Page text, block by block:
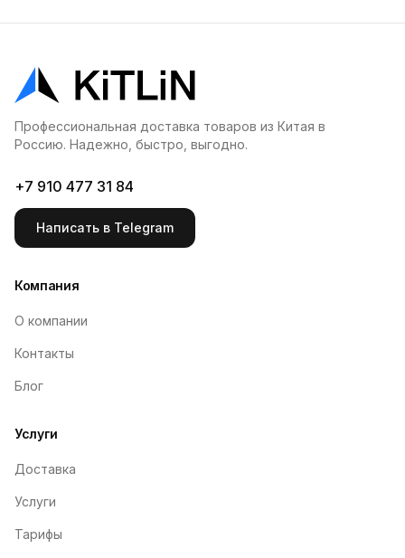
Профессиональная доставка товаров из Китая в
Россию. Надежно, быстро, выгодно.
+7 910 477 31 84
Написать в Telegram
Компания
О компании
Контакты
Блог
Услуги
Доставка
Услуги
Тарифы